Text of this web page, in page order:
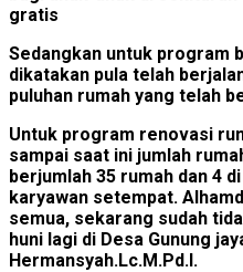
gratis
Sedangkan untuk program
dikatakan pula telah
puluhan rumah yang telah
Untuk program renovasi
sampai saat ini jumlah
berjumlah 35 rumah dan 4
karyawan setempat.
semua, sekarang sudah
huni lagi di Desa Gunung
Hermansyah.Lc.M.Pd.I.